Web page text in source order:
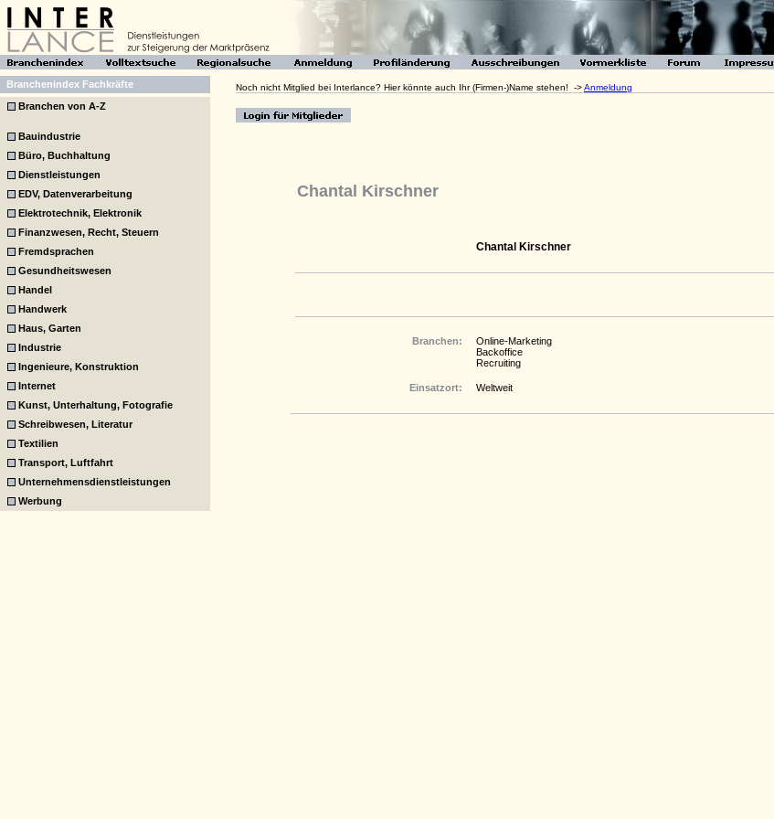
Branchenindex Fachkräfte Noch nicht Mitglied bei Interlance? Hier könnte auch Ihr (Firmen-)Name stehen! ->Anmeldung
Branchen von A-Z
Bauindustrie
Büro, Buchhaltung
Dienstleistungen
EDV, Datenverarbeitung
Elektrotechnik, Elektronik
Finanzwesen, Recht, Steuern
Fremdsprachen
Gesundheitswesen
Handel
Handwerk
Haus, Garten
Industrie
Ingenieure, Konstruktion
Internet
Kunst, Unterhaltung, Fotografie
Schreibwesen, Literatur
Textilien
Transport, Luftfahrt
Unternehmensdienstleistungen
Werbung
Chantal Kirschner
Chantal Kirschner
Branchen:
Online-Marketing
Backoffice
Recruiting
Einsatzort: Weltweit